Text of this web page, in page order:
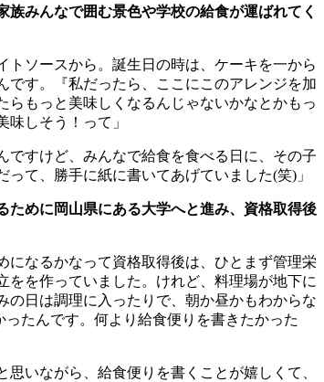
みんなで囲む景色や学校の給食が運ばれてく
トソースから。誕生日の時は、ケーキを一から
す。『私だったら、ここにこのアレンジを加
もっと美味しくなるんじゃないかなとかもっ
しそう！って」
ですけど、みんなで給食を食べる日に、その子
って、勝手に紙に書いてあげていました(笑) 」
ために岡山県にある大学へと進み、資格取得後
になるかなって資格取得後は、ひとまず管理栄
をを作っていました。けれど、料理場が地下に
日は調理に入ったりで、朝か昼かもわからな
たんです。何より給食便りを書きたかった
いながら、給食便りを書くことが嬉しくて、